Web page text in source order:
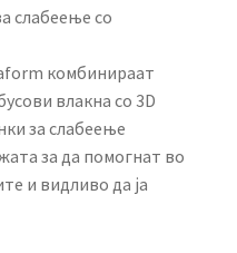
слабеење со
комбинираат
влакна со 3D
за слабеење
за да помогнат во
и видливо да ја